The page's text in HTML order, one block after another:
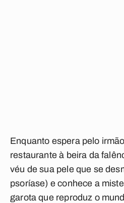
Enquanto espera pelo
restaurante à beira da
véu de sua pele que se
psoríase) e conhece a
garota que reproduz o